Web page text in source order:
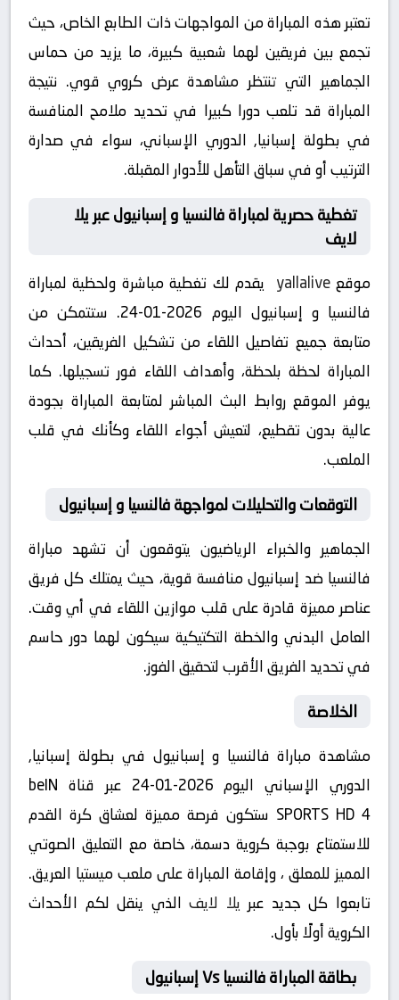
تعتبر هذه المباراة من المواجهات ذات الطابع الخاص، حيث
تجمع بين فريقين لهما شعبية كبيرة، ما يزيد من حماس
الجماهير التي تنتظر مشاهدة عرض كروي قوي. نتيجة
المباراة قد تلعب دورا كبيرا في تحديد ملامح المنافسة
في بطولة إسبانيا, الدوري الإسباني، سواء في صدارة
الترتيب أو في سباق التأهل للأدوار المقبلة.
تغطية حصرية لمباراة فالنسيا و إسبانيول عبر يلا
لايف
موقعyallalive يقدم لك تغطية مباشرة ولحظية لمباراة
فالنسيا و إسبانيول اليوم 2026-01-24. ستتمكن من
متابعة جميع تفاصيل اللقاء من تشكيل الفريقين، أحداث
المباراة لحظة بلحظة، وأهداف اللقاء فور تسجيلها. كما
يوفر الموقع روابط البث المباشر لمتابعة المباراة بجودة
عالية بدون تقطيع، لتعيش أجواء اللقاء وكأنك في قلب
الملعب.
التوقعات والتحليلات لمواجهة فالنسيا و إسبانيول
الجماهير والخبراء الرياضيون يتوقعون أن تشهد مباراة
فالنسيا ضد إسبانيول منافسة قوية، حيث يمتلك كل فريق
عناصر مميزة قادرة على قلب موازين اللقاء في أي وقت.
العامل البدني والخطة التكتيكية سيكون لهما دور حاسم
في تحديد الفريق الأقرب لتحقيق الفوز.
الخلاصة
مشاهدة مباراة فالنسيا و إسبانيول في بطولة إسبانيا,
الدوري الإسباني اليوم 2026-01-24 عبر قناة beIN
SPORTS HD 4 ستكون فرصة مميزة لعشاق كرة القدم
للاستمتاع بوجبة كروية دسمة، خاصة مع التعليق الصوتي
المميز للمعلق ، وإقامة المباراة على ملعب ميستيا العريق.
تابعوا كل جديد عبر يلا لايفالذي ينقل لكم الأحداث
الكروية أولًا بأول.
بطاقة المباراة فالنسيا Vs إسبانيول